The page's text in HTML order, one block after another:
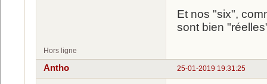
Et nos "six",
sont bien
Hors ligne
25-01-2019 19:31:25
Antho